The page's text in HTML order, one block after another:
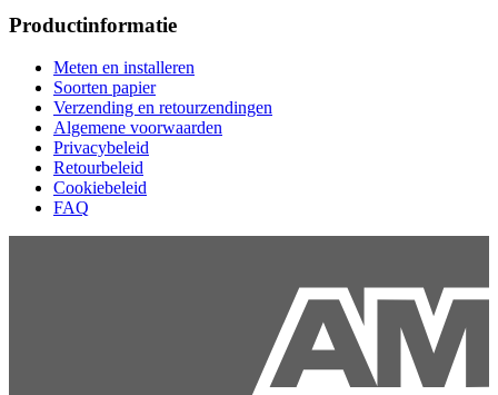
Productinformatie
Meten en installeren
Soorten papier
Verzending en retourzendingen
Algemene voorwaarden
Privacybeleid
Retourbeleid
Cookiebeleid
FAQ